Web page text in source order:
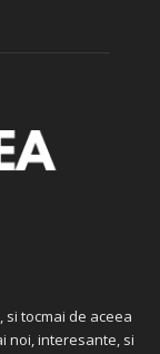
tocmai de aceea
noi, interesante, si